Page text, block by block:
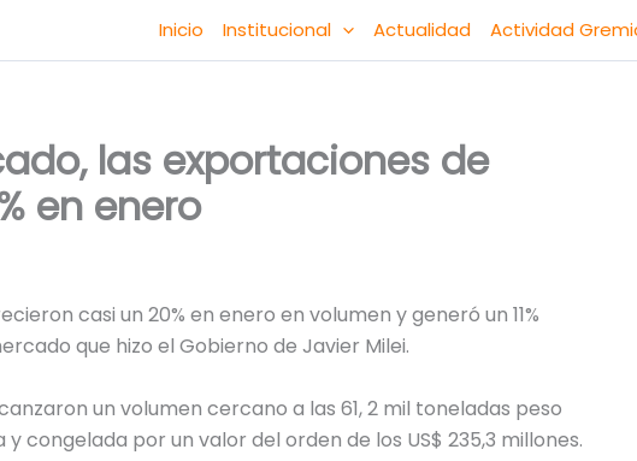
Inicio Institucional Actualidad Actividad
las exportaciones de
en enero
casi un 20% en enero en volumen y generó un 11%
que hizo el Gobierno de Javier Milei.
un volumen cercano a las 61, 2 mil toneladas peso
congelada por un valor del orden de los US$ 235,3 millones.